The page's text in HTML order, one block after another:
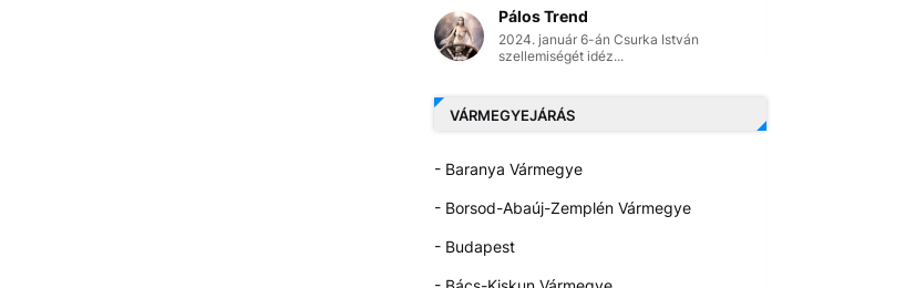
Pálos Trend
2024. január 6-án Csurka István
szellemiségét idéz...
VÁRMEGYEJÁRÁS
- Baranya Vármegye
- Borsod-Abaúj-Zemplén Vármegye
- Budapest